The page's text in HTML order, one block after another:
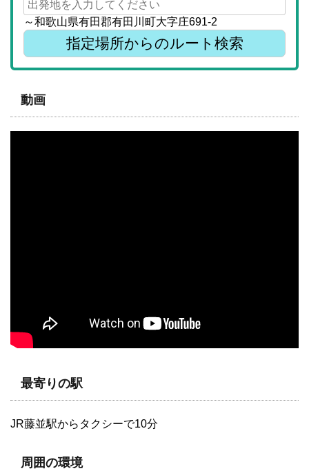
～和歌山県有田郡有田川町大字庄691-2
動画
最寄りの駅
JR藤並駅からタクシーで10分
周囲の環境